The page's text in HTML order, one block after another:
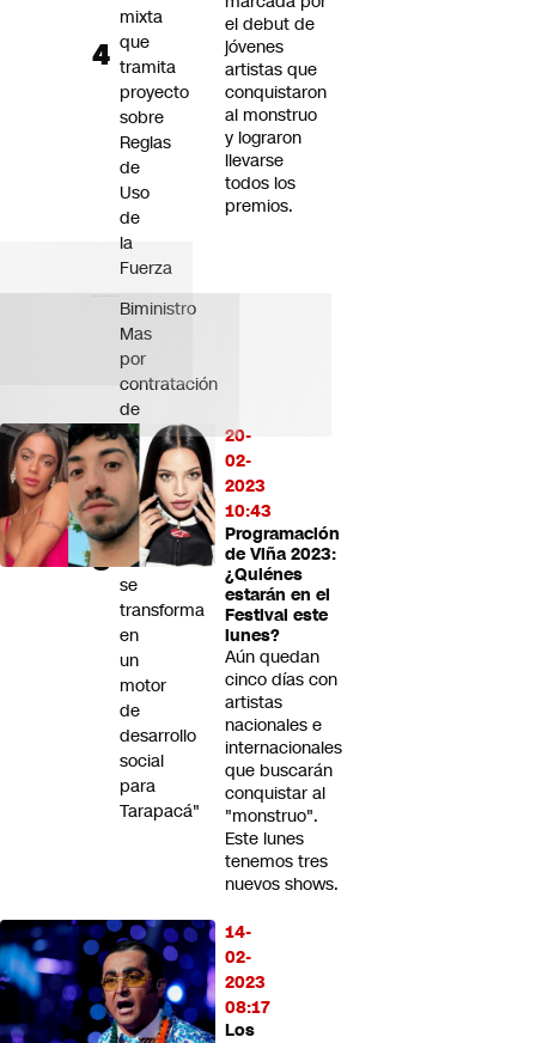
el debut de
jóvenes
artistas que
conquistaron
al monstruo
y lograron
llevarse
todos los
premios.
20-
02-
2023
10:43
Programación
de Viña 2023:
¿Quiénes
estarán en el
Festival este
lunes?
Aún quedan
cinco días con
artistas
nacionales e
internacionales
que buscarán
conquistar al
"monstruo".
Este lunes
tenemos tres
nuevos shows.
14-
02-
2023
08:17
Los
mixta
que
tramita
proyecto
sobre
Reglas
de
Uso
de
la
Fuerza
Biministro
Mas
por
contratación
de
196
jóvenes
en
Collahuasi:
"La
minería
se
transforma
en
un
motor
de
desarrollo
social
para
Tarapacá"